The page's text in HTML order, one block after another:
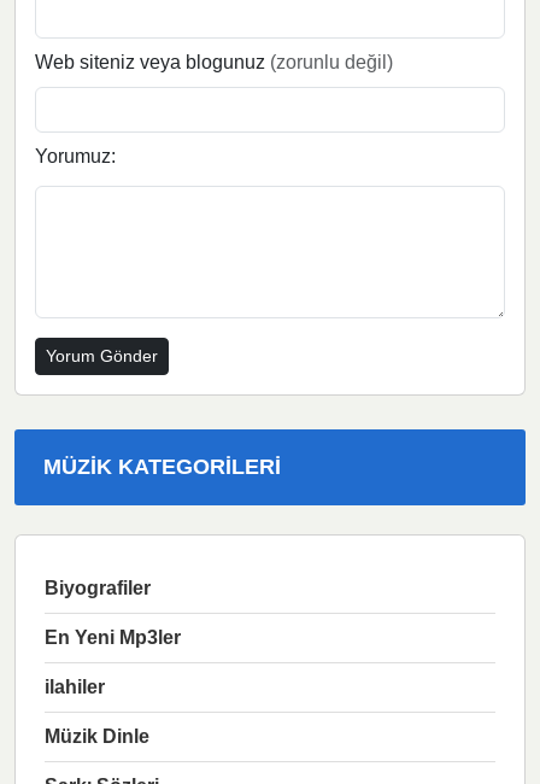
Web siteniz veya blogunuz (zorunlu değil)
Yorumuz:
MÜZIK KATEGORILERI
Biyografiler
En Yeni Mp3ler
ilahiler
Müzik Dinle